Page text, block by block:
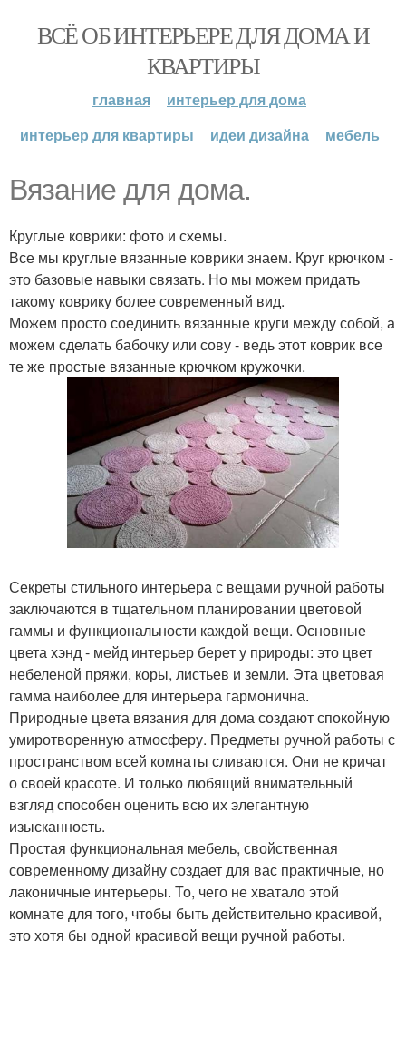
ВСЁ ОБ ИНТЕРЬЕРЕ ДЛЯ ДОМА И
КВАРТИРЫ
главная
интерьер для дома
интерьер для квартиры
идеи дизайна мебель
Вязание для дома.
Круглые коврики: фото и схемы.
Все мы круглые вязанные коврики знаем. Круг крючком -
это базовые навыки связать. Но мы можем придать
такому коврику более современный вид.
Можем просто соединить вязанные круги между собой, а
можем сделать бабочку или сову - ведь этот коврик все
те же простые вязанные крючком кружочки.
Секреты стильного интерьера с вещами ручной работы
заключаются в тщательном планировании цветовой
гаммы и функциональности каждой вещи. Основные
цвета хэнд - мейд интерьер берет у природы: это цвет
небеленой пряжи, коры, листьев и земли. Эта цветовая
гамма наиболее для интерьера гармонична.
Природные цвета вязания для дома создают спокойную
умиротворенную атмосферу. Предметы ручной работы с
пространством всей комнаты сливаются. Они не кричат
о своей красоте. И только любящий внимательный
взгляд способен оценить всю их элегантную
изысканность.
Простая функциональная мебель, свойственная
современному дизайну создает для вас практичные, но
лаконичные интерьеры. То, чего не хватало этой
комнате для того, чтобы быть действительно красивой,
это хотя бы одной красивой вещи ручной работы.